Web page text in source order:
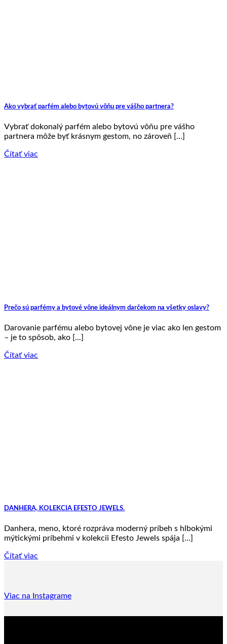
Ako vybrať parfém alebo bytovú vôňu pre vášho partnera?
Vybrať dokonalý parfém alebo bytovú vôňu pre vášho
partnera môže byť krásnym gestom, no zároveň [...]
Čítať viac
Prečo sú parfémy a bytové vône ideálnym darčekom na všetky oslavy?
Darovanie parfému alebo bytovej vône je viac ako len gestom
– je to spôsob, ako [...]
Čítať viac
DANHERA, KOLEKCIA EFESTO JEWELS.
Danhera, meno, ktoré rozpráva moderný príbeh s hlbokými
mýtickými príbehmi v kolekcii Efesto Jewels spája [...]
Čítať viac
Viac na Instagrame